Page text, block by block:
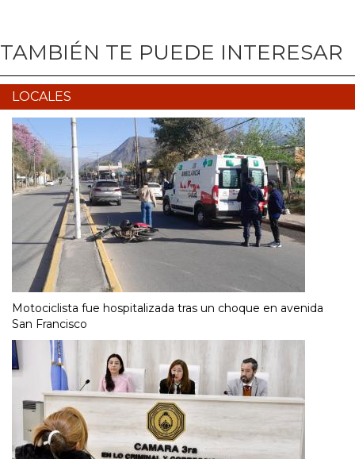
TAMBIÉN TE PUEDE INTERESAR
LOCALES
Motociclista fue hospitalizada tras un choque en avenida
San Francisco